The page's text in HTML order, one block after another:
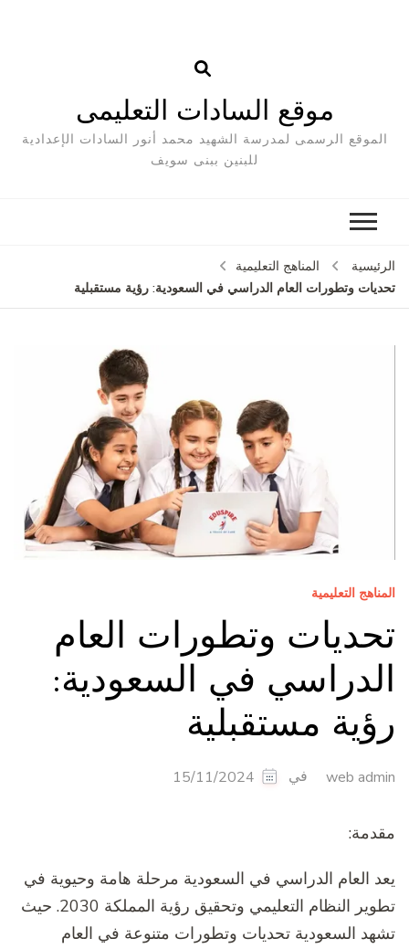
موقع السادات التعليمى
الموقع الرسمى لمدرسة الشهيد محمد أنور السادات الإعدادية
للبنين ببنى سويف
الرئيسية
المناهج التعليمية
تحديات وتطورات العام الدراسي في السعودية: رؤية مستقبلية
المناهج التعليمية
تحديات وتطورات العام
الدراسي في السعودية:
رؤية مستقبلية
web admin في 15/11/2024
مقدمة:
يعد العام الدراسي في السعودية مرحلة هامة وحيوية في
تطوير النظام التعليمي وتحقيق رؤية المملكة 2030. حيث
تشهد السعودية تحديات وتطورات متنوعة في العام